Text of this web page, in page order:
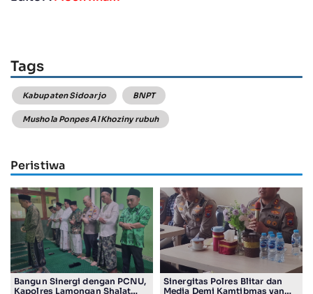
Tags
Kabupaten Sidoarjo BNPT
Mushola Ponpes Al Khoziny rubuh
Peristiwa
Bangun Sinergi dengan PCNU,
Kapolres Lamongan Shalat
Sinergitas Polres Blitar dan
Media Demi Kamtibmas yang